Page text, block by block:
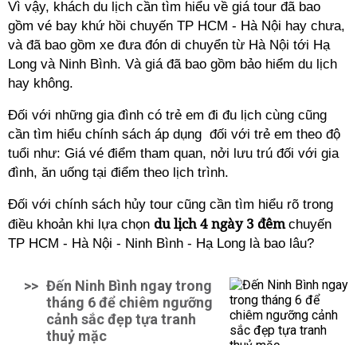
Vì vậy, khách du lịch cần tìm hiểu về giá tour đã bao
gồm vé bay khứ hồi chuyến TP HCM - Hà Nội hay chưa,
và đã bao gồm xe đưa đón di chuyển từ Hà Nội tới Hạ
Long và Ninh Bình. Và giá đã bao gồm bảo hiểm du lịch
hay không.
Đối với những gia đình có trẻ em đi đu lịch cùng cũng
cần tìm hiểu chính sách áp dụng đối với trẻ em theo độ
tuổi như: Giá vé điểm tham quan, nởi lưu trú đối với gia
đình, ăn uống tại điểm theo lịch trình.
Đối với chính sách hủy tour cũng cần tìm hiểu rõ trong
điều khoản khi lựa chọn du lịch 4 ngày 3 đêmchuyến
TP HCM - Hà Nội - Ninh Bình - Hạ Long là bao lâu?
>> Đến Ninh Bình ngay trong
tháng 6 để chiêm ngưỡng
cảnh sắc đẹp tựa tranh
thuỷ mặc